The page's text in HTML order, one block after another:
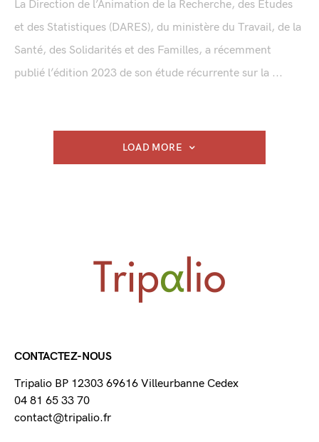
La Direction de l’Animation de la Recherche, des Études
et des Statistiques (DARES), du ministère du Travail, de la
Santé, des Solidarités et des Familles, a récemment
publié l’édition 2023 de son étude récurrente sur la ...
LOAD MORE
CONTACTEZ-NOUS
Tripalio BP 12303 69616 Villeurbanne Cedex
04 81 65 33 70
contact@tripalio.fr